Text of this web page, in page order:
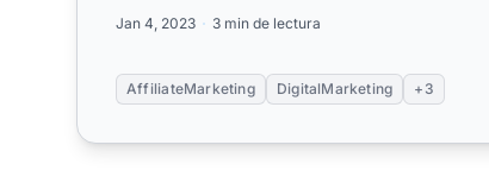
Jan 4, 2023 3 min de lectura
AffiliateMarketing DigitalMarketing +3